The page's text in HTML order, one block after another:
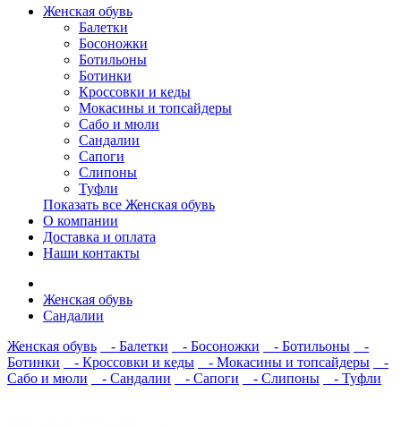
Женская обувь
Балетки
Босоножки
Ботильоны
Ботинки
Кроссовки и кеды
Мокасины и топсайдеры
Сабо и мюли
Сандалии
Сапоги
Слипоны
Туфли
Показать все Женская обувь
О компании
Доставка и оплата
Наши контакты
Женская обувь
Сандалии
Женская обувь
- Балетки - Босоножки - Ботильоны
-
Ботинки
- Кроссовки и кеды - Мокасины и топсайдеры
-
Сабо и мюли
- Сандалии - Сапоги - Слипоны - Туфли